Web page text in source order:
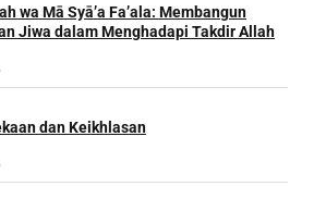
wa Mā Syā’a Fa’ala: Membangun
Jiwa dalam Menghadapi Takdir Allah
dan Keikhlasan